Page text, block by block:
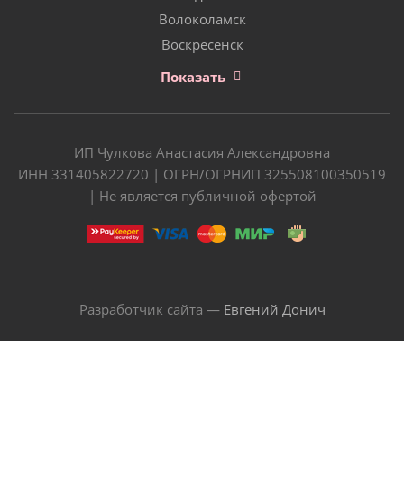
Волоколамск
Воскресенск
Показать
ИП Чулкова Анастасия Александровна
ИНН 331405822720 | ОГРН/ОГРНИП 325508100350519
| Не является публичной офертой
Разработчик сайта — Евгений Донич